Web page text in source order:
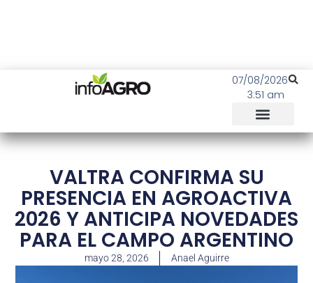
07/08/2026
3:51 am
VALTRA CONFIRMA SU
PRESENCIA EN AGROACTIVA
2026 Y ANTICIPA NOVEDADES
PARA EL CAMPO ARGENTINO
mayo 28, 2026 Anael Aguirre